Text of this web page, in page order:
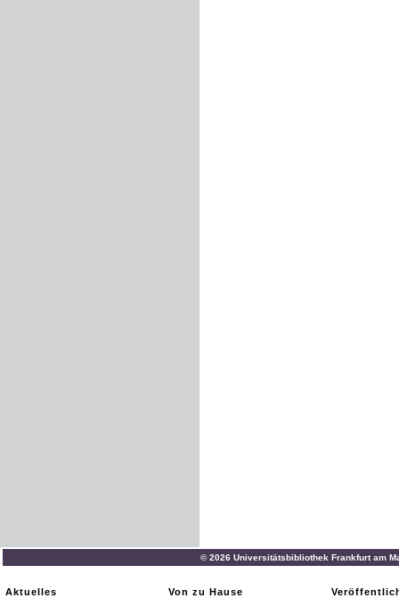
© 2026 Universitätsbibliothek Frankfurt am
Aktuelles
Von zu Hause